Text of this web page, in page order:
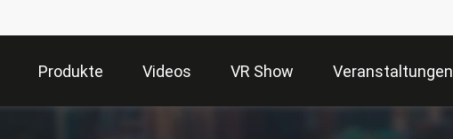
Produkte Videos VR Show Veranstaltungen